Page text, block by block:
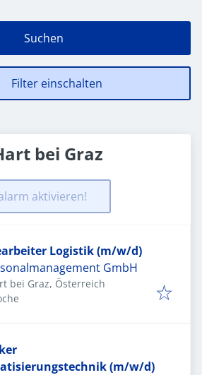
Suchen
Filter einschalten
bei Graz
aktivieren!
Logistik (m/w/d)
GmbH
bei Graz, Österreich
(m/w/d)